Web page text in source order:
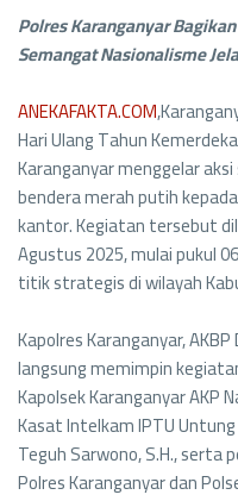
Polres Karanganyar
Semangat Nasionalisme
ANEKAFAKTA.COM
Hari Ulang Tahun
Karanganyar menggelar
bendera merah putih
kantor. Kegiatan tersebut
Agustus 2025, mulai pukul
titik strategis di wilayah
Kapolres Karanganyar,
langsung memimpin
Kapolsek Karanganyar AKP
Kasat Intelkam IPTU
Teguh Sarwono, S.H., serta
Polres Karanganyar dan